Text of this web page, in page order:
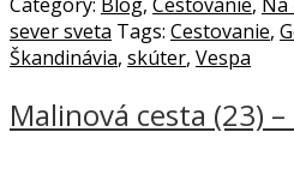
sever sveta Tags: Cestovanie,
Škandinávia, skúter, Vespa
Malinová cesta (23)